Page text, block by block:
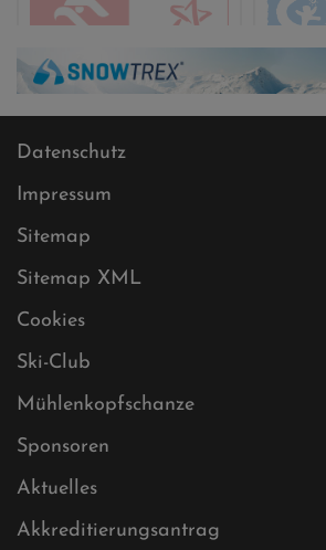
Datenschutz
Impressum
Sitemap
Sitemap XML
Cookies